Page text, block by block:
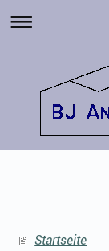
Startseite